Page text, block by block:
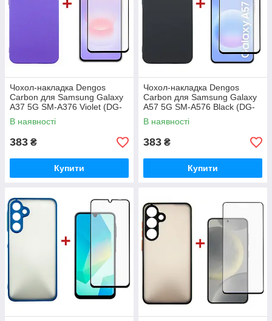
Чохол-накладка Dengos
Carbon для Samsung Galaxy
A37 5G SM-A376 Violet (DG-
KM-201) + захисне скло
В наявності
383 ₴
Купити
Чохол-накладка Dengos
Carbon для Samsung Galaxy
A57 5G SM-A576 Black (DG-
KM-195) + захисне скло
В наявності
383 ₴
Купити